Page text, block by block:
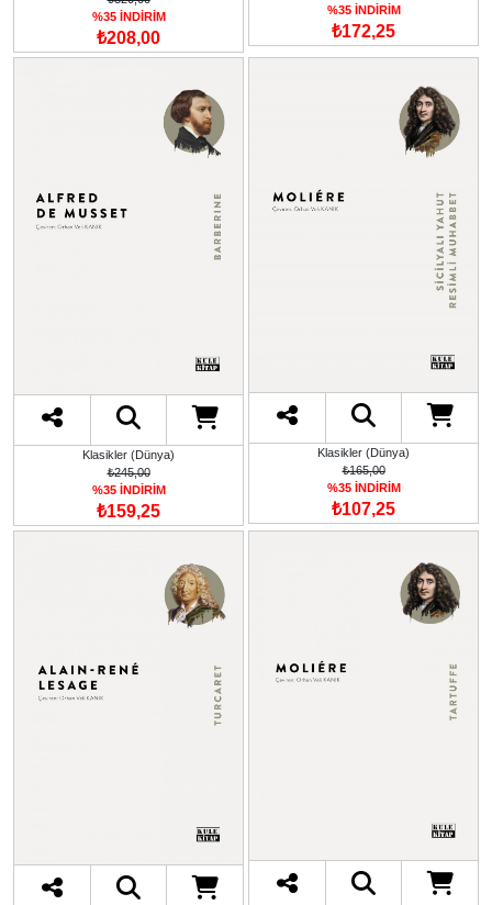
%35 İNDİRİM
₺208,00
%35 İNDİRİM
₺172,25
Klasikler (Dünya)
₺245,00
%35 İNDİRİM
₺159,25
Klasikler (Dünya)
₺165,00
%35 İNDİRİM
₺107,25